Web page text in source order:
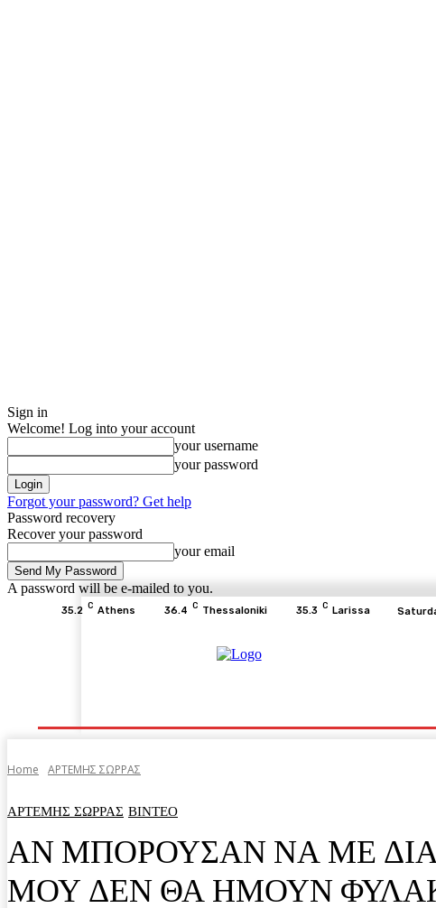
Sign in
Welcome! Log into your account
your username
your password
Forgot your password? Get help
Password recovery
Recover your password
your email
A password will be e-mailed to you.
35.2 C Athens 36.4 C Thessaloniki 35.3 C Larissa
Home ΑΡΤΕΜΗΣ ΣΩΡΡΑΣ
ΑΡΤΕΜΗΣ ΣΩΡΡΑΣ ΒΙΝΤΕΟ
ΑΝ ΜΠΟΡΟΥΣΑΝ ΝΑ ΜΕ
ΜΟΥ ΔΕΝ ΘΑ ΗΜΟΥΝ